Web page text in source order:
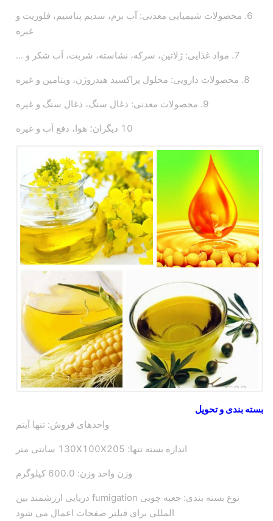
6. محصولات شیمیایی معدنی: آب برم، سدیم پتاسیم، فلوریت و
غیره
7. مواد غذایی: ژلاتین، سرکه، نشاسته، شربت، آب شکر و ...
8. محصولات دارویی: محلول پراکسید هیدروژن، ویتامین و غیره
9. محصولات معدنی: ذغال سنگ، ذغال سنگ و غیره
10 دیگران؛ هوا، دفع آب و غیره
بسته بندی و تحویل
واحدهای فروش: تنها آیتم
اندازه بسته تنها: 130X100X205 سانتی متر
وزن واحد وزن: 600.0 کیلوگرم
نوع بسته بندی: جعبه چوبی fumigation دریایی ارزشمند بین
المللی برای فیلتر صفحات اعمال می شود